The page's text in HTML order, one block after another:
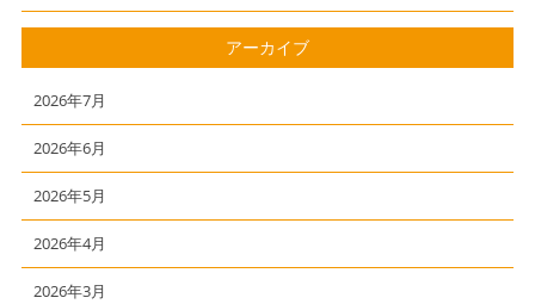
アーカイブ
2026年7月
2026年6月
2026年5月
2026年4月
2026年3月